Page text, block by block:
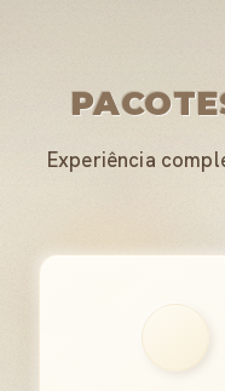
Experiência